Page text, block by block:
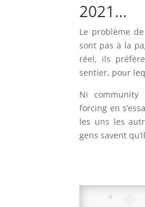
2021…
Le problème
sont pas à la
réel, ils
sentier, pour
Ni community
forcing en
les uns les
gens savent